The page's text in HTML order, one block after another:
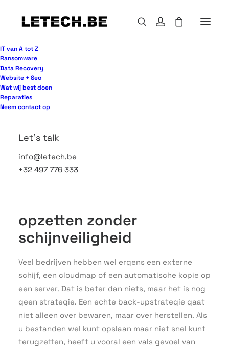
IT van A tot Z
Ransomware
Data Recovery
Website + Seo
Wat wij best doen
Reparaties
Neem contact op
Let's talk
info@letech.be
+32 497 776 333
Een back-up lijkt vaak geregeld tot het moment
waarop iemand per ongeluk een map verwijdert,
een server uitvalt of ransomware toeslaat. Dan
serieus nadenkt over hoe back-up strategie
bij de vraag: welke data mag uw organisatie
absoluut niet kwijt?
opzetten zonder
schijnveiligheid
Veel bedrijven hebben wel ergens een externe
schijf, een cloudmap of een automatische kopie op
een server. Dat is beter dan niets, maar het is nog
geen strategie. Een echte back-upstrategie gaat
niet alleen over bewaren, maar over herstellen. Als
u bestanden wel kunt opslaan maar niet snel kunt
terugzetten, heeft u vooral een vals gevoel van